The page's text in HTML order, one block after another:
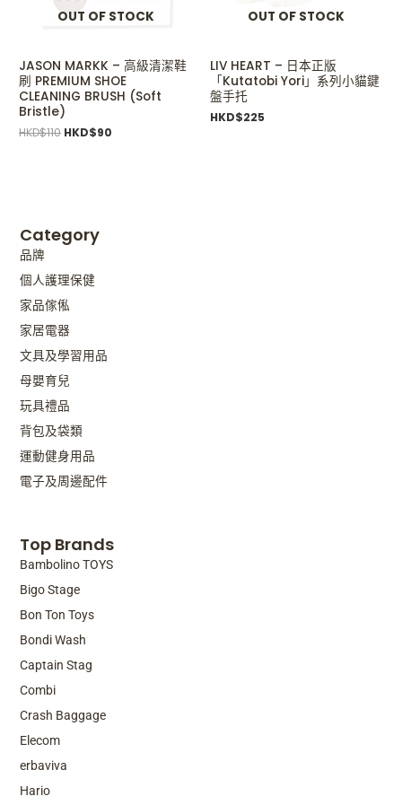
OUT OF STOCK
JASON MARKK – 高級清潔鞋
刷 PREMIUM SHOE
CLEANING BRUSH (Soft
Bristle)
HKD$110 HKD$90
OUT OF STOCK
LIV HEART – 日本正版
「Kutatobi Yori」系列小貓鍵
盤手托
HKD$225
Top Brands
Bambolino TOYS
Bigo Stage
Bon Ton Toys
Bondi Wash
Captain Stag
Combi
Crash Baggage
Elecom
erbaviva
Hario
Category
品牌
個人護理保健
家品傢俬
家居電器
文具及學習用品
母嬰育兒
玩具禮品
背包及袋類
運動健身用品
電子及周邊配件